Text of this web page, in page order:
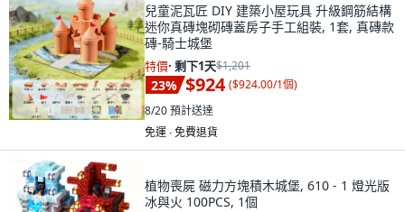
兒童泥瓦匠 DIY 建築小屋玩具 升級鋼筋結構
迷你真磚塊砌磚蓋房子手工組裝, 1套, 真磚款
磚-騎士城堡
特價· 剩下1天$1,201
23% $924 ($924.00/1個)
8/20預計送達
免運 ∙ 免費退貨
植物喪屍 磁力方塊積木城堡, 610 - 1 燈光版
冰與火 100PCS, 1個